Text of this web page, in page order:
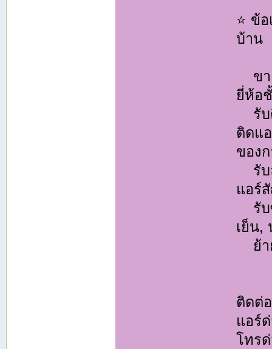
⭐ ข้
บ้าน
ขา
ยี่ห้อ
รับ
ติดแ
ของ
รับ
แอร์
รับ
เย็น,
ย้า
ติดต่
แอร์
โทร